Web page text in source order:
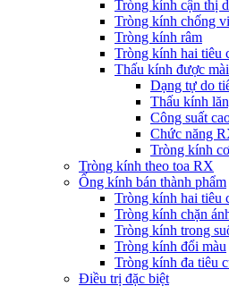
Tròng kính cận thị
Tròng kính chống
Tròng kính râm
Tròng kính hai tiêu
Thấu kính được
Dạng tự do
Thấu kính
Công suất
Chức năng
Tròng kính
Tròng kính theo toa RX
Ống kính bán thành phẩm
Tròng kính hai tiêu
Tròng kính chặn
Tròng kính trong
Tròng kính đổi màu
Tròng kính đa tiêu
Điều trị đặc biệt